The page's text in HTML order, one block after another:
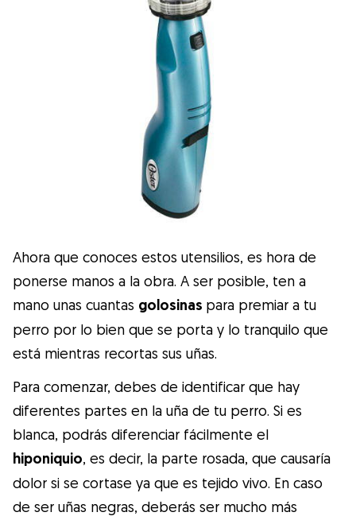
Ahora que conoces estos utensilios, es hora de
ponerse manos a la obra. A ser posible, ten a
mano unas cuantas golosinas para premiar a tu
perro por lo bien que se porta y lo tranquilo que
está mientras recortas sus uñas.
Para comenzar, debes de identificar que hay
diferentes partes en la uña de tu perro. Si es
blanca, podrás diferenciar fácilmente el
hiponiquio, es decir, la parte rosada, que causaría
dolor si se cortase ya que es tejido vivo. En caso
de ser uñas negras, deberás ser mucho más